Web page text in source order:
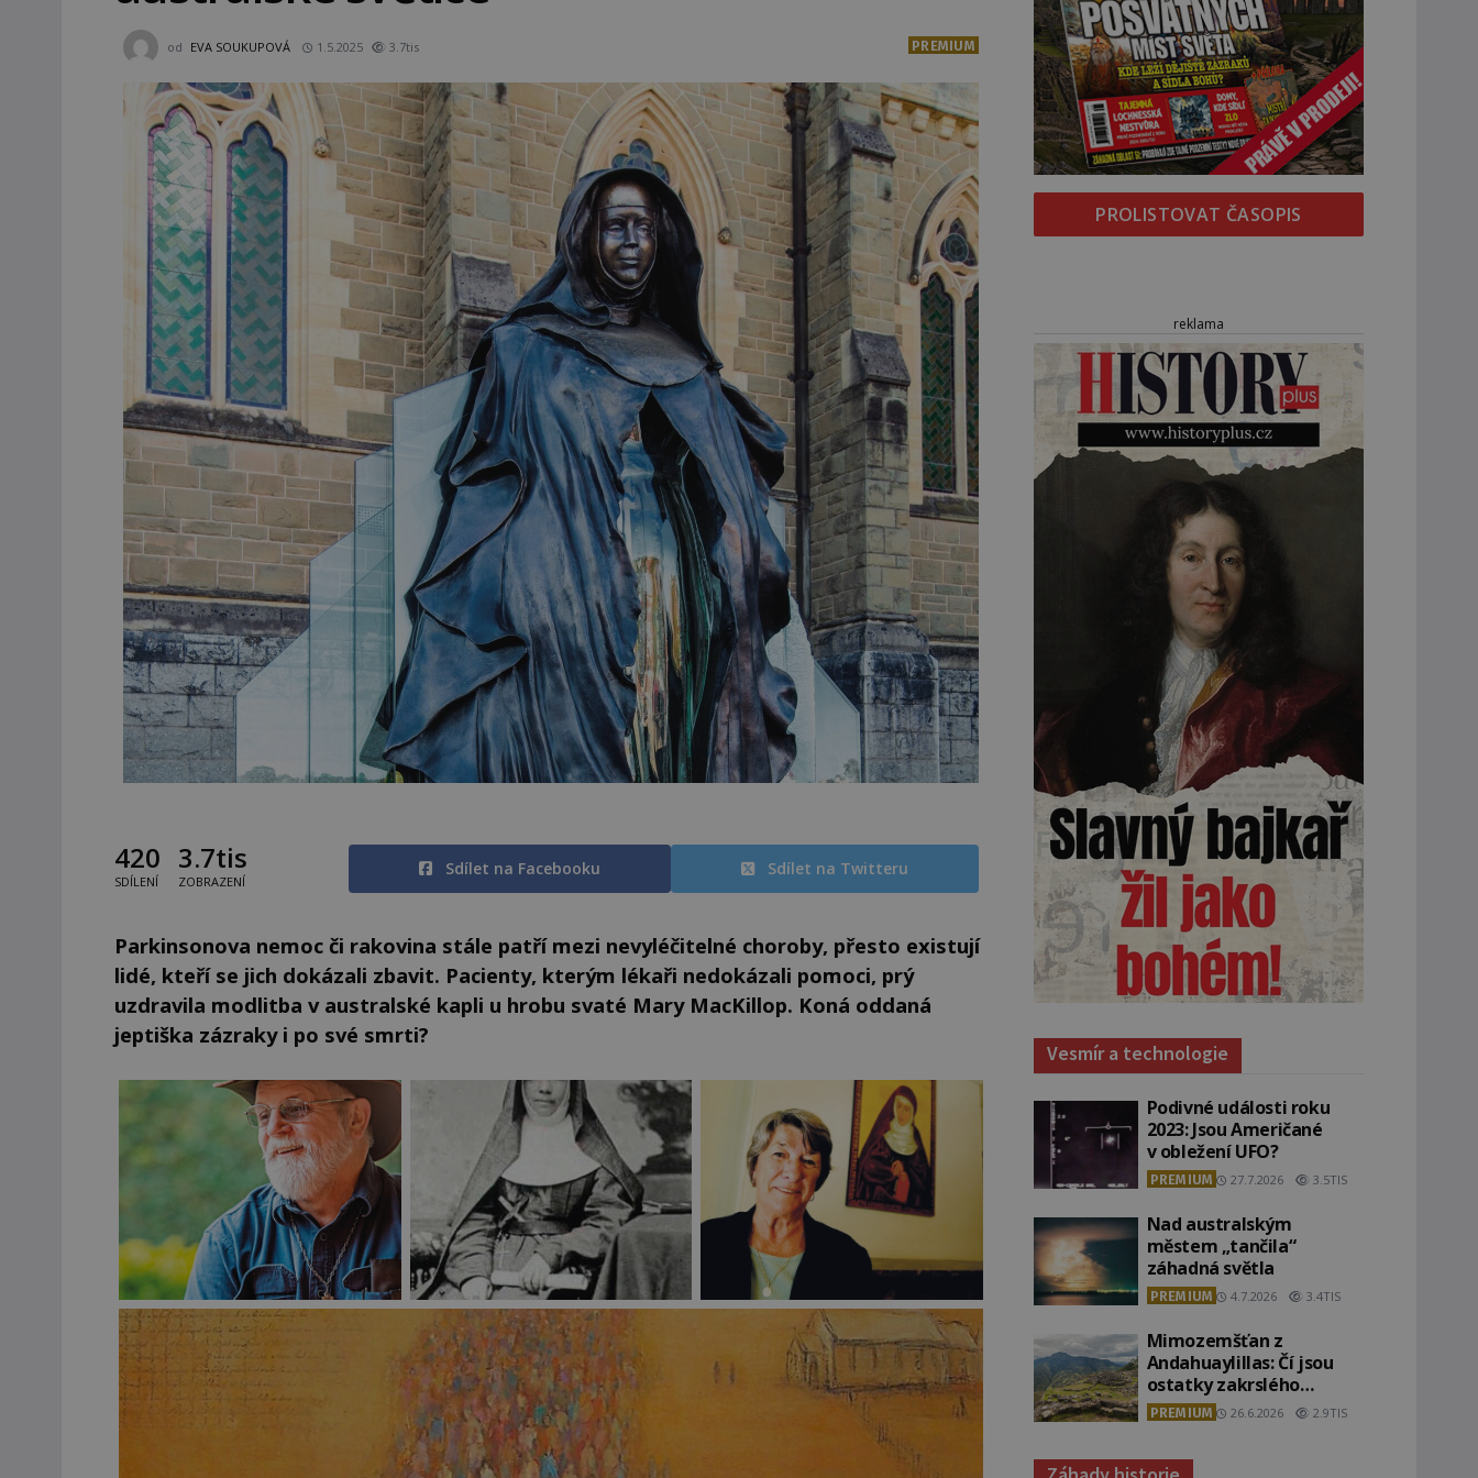
od EVA SOUKUPOVÁ 1.5.2025 3.7tis PREMIUM
420
SDÍLENÍ
3.7tis
ZOBRAZENÍ
Sdílet na Facebooku Sdílet na Twitteru
Parkinsonova nemoc či rakovina stále patří mezi nevyléčitelné choroby, přesto existují
lidé, kteří se jich dokázali zbavit. Pacienty, kterým lékaři nedokázali pomoci, prý
uzdravila modlitba v australské kapli u hrobu svaté Mary MacKillop. Koná oddaná
jeptiška zázraky i po své smrti?
PROLISTOVAT ČASOPIS
reklama
Vesmír a technologie
Podivné události roku
2023: Jsou Američané
v obležení UFO?
PREMIUM 27.7.2026 3.5TIS
Nad australským
městem „tančila“
záhadná světla
PREMIUM 4.7.2026 3.4TIS
Mimozemšťan z
Andahuaylillas: Čí jsou
ostatky zakrslého
stvoření s ohromnou
lebkou?
PREMIUM 26.6.2026 2.9TIS